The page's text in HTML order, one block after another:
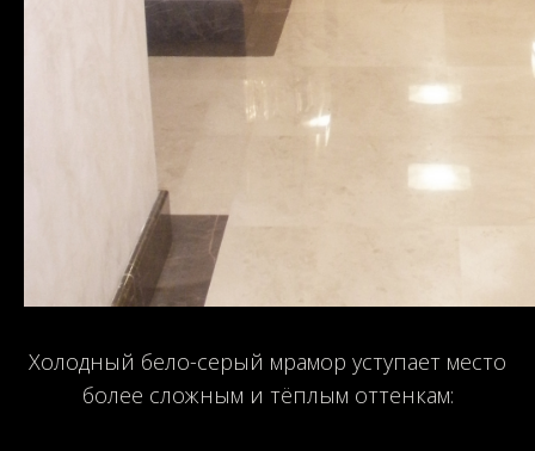
Холодный бело-серый мрамор уступает место
более сложным и тёплым оттенкам: